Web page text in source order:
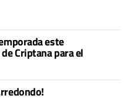
este
Criptana para el